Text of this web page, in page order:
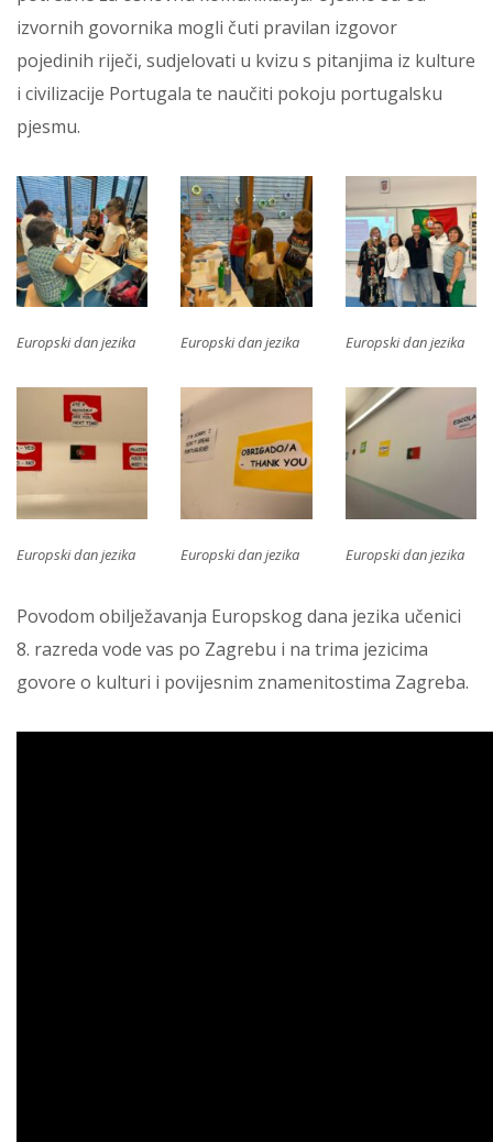
izvornih govornika mogli čuti pravilan izgovor
pojedinih riječi, sudjelovati u kvizu s pitanjima iz kulture
i civilizacije Portugala te naučiti pokoju portugalsku
pjesmu.
Europski dan jezika Europski dan jezika Europski dan jezika
Europski dan jezika Europski dan jezika Europski dan jezika
Povodom obilježavanja Europskog dana jezika učenici
8. razreda vode vas po Zagrebu i na trima jezicima
govore o kulturi i povijesnim znamenitostima Zagreba.